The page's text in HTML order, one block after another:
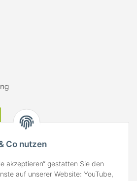
Co nutzen
akzeptieren“ gestatten Sie den
auf unserer Website: YouTube,